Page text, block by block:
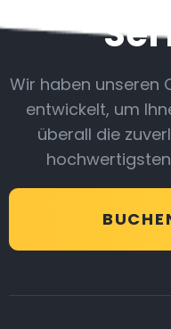
Sei
Wir haben unseren
entwickelt, um
überall die